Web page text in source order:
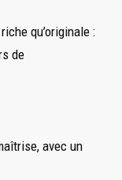
qu’originale :
de
avec un